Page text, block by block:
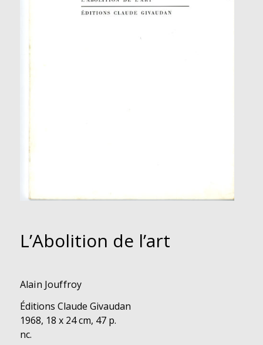
L’Abolition de l’art
Alain Jouffroy
Éditions Claude Givaudan
1968, 18 x 24 cm, 47 p.
nc.